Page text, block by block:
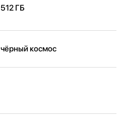
512 ГБ
чёрный космос